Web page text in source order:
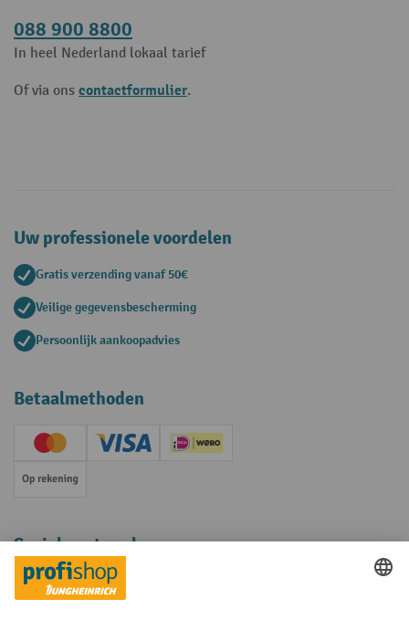
088 900 8800
In heel Nederland lokaal tarief
Of via ons contactformulier.
Uw professionele voordelen
Gratis verzending vanaf 50€
Veilige gegevensbescherming
Persoonlijk aankoopadvies
Betaalmethoden
Creditcard (Master)Creditcard (Visa)iDEAL | Wero
Op rekening
Sociale netwerken
Facebook
YouTube
LinkedInInstagram